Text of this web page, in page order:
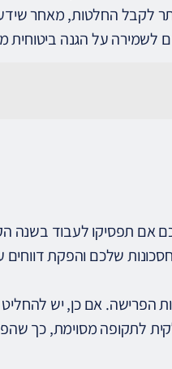
לקבל החלטות, מאחר
לשמירה על הגנה ביטוחית
אם תפסיקו לעבוד בשנה
שלכם והפקת דווחים
הפרישה. אם כן, יש
לתקופה מסוימת, כך